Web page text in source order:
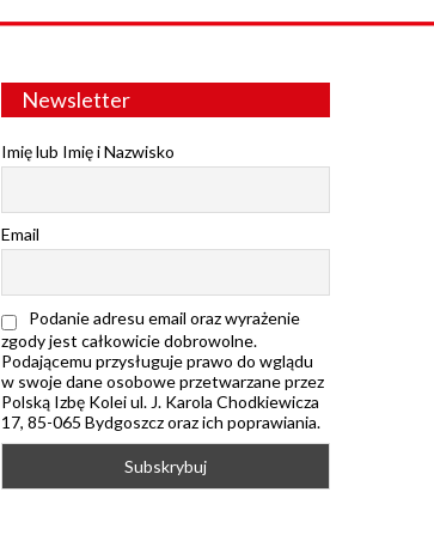
Newsletter
Imię lub Imię i Nazwisko
Email
Podanie adresu email oraz wyrażenie
zgody jest całkowicie dobrowolne.
Podającemu przysługuje prawo do wglądu
w swoje dane osobowe przetwarzane przez
Polską Izbę Kolei ul. J. Karola Chodkiewicza
17, 85-065 Bydgoszcz oraz ich poprawiania.